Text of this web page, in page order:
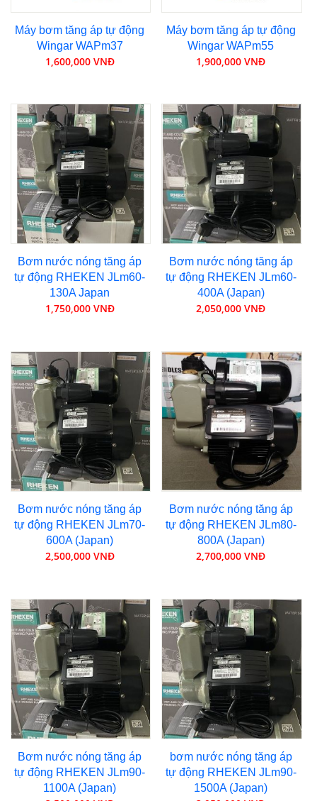
Máy bơm tăng áp tự động
Wingar WAPm37
1,600,000 VNĐ
Máy bơm tăng áp tự động
Wingar WAPm55
1,900,000 VNĐ
Bơm nước nóng tăng áp
tự động RHEKEN JLm60-
130A Japan
1,750,000 VNĐ
Bơm nước nóng tăng áp
tự động RHEKEN JLm60-
400A (Japan)
2,050,000 VNĐ
Bơm nước nóng tăng áp
tự động RHEKEN JLm70-
600A (Japan)
2,500,000 VNĐ
Bơm nước nóng tăng áp
tự động RHEKEN JLm80-
800A (Japan)
2,700,000 VNĐ
Bơm nước nóng tăng áp
tự động RHEKEN JLm90-
1100A (Japan)
bơm nước nóng tăng áp
tự động RHEKEN JLm90-
1500A (Japan)